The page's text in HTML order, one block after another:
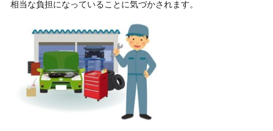
相当な負担になっていることに気づかされます。